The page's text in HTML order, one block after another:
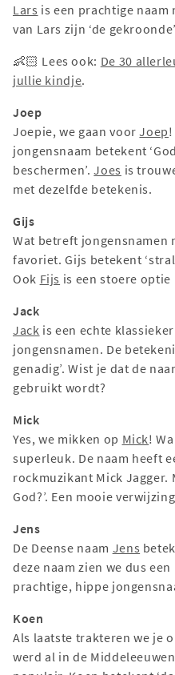
Lars is een prachtige naam
van Lars zijn ‘de
👶🏻 Lees ook: De 30
jullie kindje.
Joep
Joepie, we gaan voorJoep
jongensnaam betekent
beschermen’.Joes is
met dezelfde betekenis.
Gijs
Wat betreft jongensnamen
favoriet. Gijs betekent
Ook Fijs is een stoere
Jack
Jack is een echte
jongensnamen. De
genadig’. Wist je dat de
gebruikt wordt?
Mick
Yes, we mikken op Mick!
superleuk. De naam heeft
rockmuzikant Mick Jagger.
God?’. Een mooie
Jens
De Deense naam Jens
deze naam zien we dus
prachtige, hippe
Koen
Als laatste trakteren we je
werd al in de